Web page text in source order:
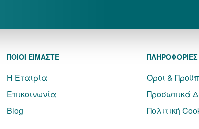
ΠΟΙΟΙ ΕΙΜΑΣΤΕ
Η Εταιρία
Επικοινωνία
Blog
Όροι &
Προσωπικά
Πολιτική